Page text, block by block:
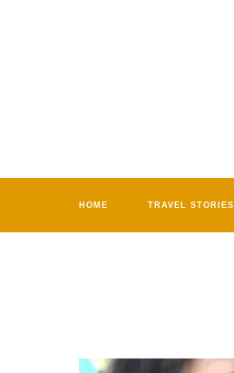
HOME TRAVEL STORIES